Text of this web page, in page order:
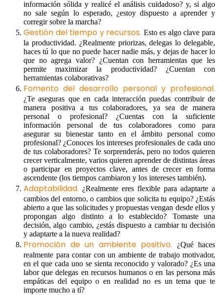
información sólida y realicé el análisis cuidadoso? y, si algo
no sale según lo esperado, ¿estoy dispuesto a aprender y
corregir sobre la marcha?
Gestión del tiempo y recursos. Esto es algo clave para
la productividad. ¿Realmente priorizas, delegas lo delegable,
haces tú lo que no puede hacer nadie más, y dejas de hacer lo
que no agrega valor? ¿Cuentan con herramientas que les
permite maximizar la productividad? ¿Cuentan con
herramientas colaborativas?
Fomento del desarrollo personal y profesional.
¿Te aseguras que en cada interacción puedas contribuir de
manera positiva a tus colaboradores, ya sea de manera
personal o profesional? ¿Cuentas con la suficiente
información personal de tus colaboradores como para
asegurar su bienestar tanto en el ámbito personal como
profesional? ¿Conoces los intereses profesionales de cada uno
de tus colaboradores? Te sorprenderás, pero no todos quieren
crecer verticalmente, varios quieren aprender de distintas áreas
o participar en proyectos clave, antes de crecer en forma
ascendente (los tiempos cambiaron y los intereses también).
Adaptabilidad. ¿Realmente eres flexible para adaptarte a
cambios del entorno, o cambios que solicita tu equipo? ¿Estás
abierto a que las solicitudes y propuestas vengan desde ellos y
propongan algo distinto a lo establecido? Tomaste una
decisión, algo cambio, ¿estás dispuesto a cambiar tu decisión
y adaptarte a la nueva realidad?
Promoción de un ambiente positivo. ¿Qué haces
realmente para contar con un ambiente de trabajo motivador,
en el que cada uno se sienta reconocido y valorado? ¿Es una
labor que delegas en recursos humanos o en las persona más
empáticas del equipo o en realidad no es un tema que te
importe mucho a tí?